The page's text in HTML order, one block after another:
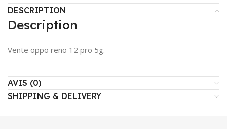
DESCRIPTION
Description
Vente oppo reno 12 pro 5g.
AVIS (0)
SHIPPING & DELIVERY